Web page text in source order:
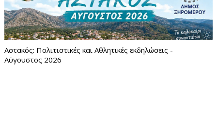
Αστακός: Πολιτιστικές και Αθλητικές εκδηλώσεις -
Αύγουστος 2026